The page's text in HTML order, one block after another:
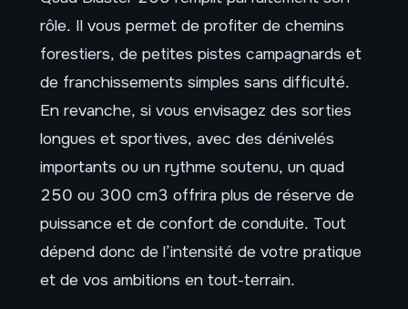
rôle. Il vous permet de profiter de chemins
forestiers, de petites pistes campagnards et
de franchissements simples sans difficulté.
En revanche, si vous envisagez des sorties
longues et sportives, avec des dénivelés
importants ou un rythme soutenu, un quad
250 ou 300 cm3 offrira plus de réserve de
puissance et de confort de conduite. Tout
dépend donc de l’intensité de votre pratique
et de vos ambitions en tout-terrain.